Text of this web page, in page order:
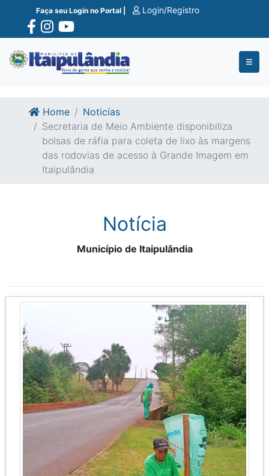
Ir para o conte�do
Ir para o fim do conte�do
Faça seu Login no Portal | Login/Registro
Home
Noticías
Secretaria de Meio Ambiente disponibiliza
bolsas de ráfia para coleta de lixo às margens
das rodovias de acesso à Grande Imagem em
Itaipulândia
Notícia
Município de Itaipulândia